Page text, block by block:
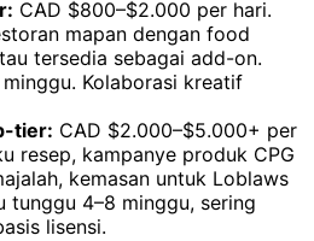
CAD $800–$2.000 per hari.
mapan dengan food
tersedia sebagai add-on.
Kolaborasi kreatif
tier: CAD $2.000–$5.000+ per
resep, kampanye produk CPG
kemasan untuk Loblaws
tunggu 4–8 minggu, sering
lisensi.